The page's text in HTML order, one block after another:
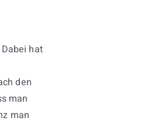
hat
den
man
man